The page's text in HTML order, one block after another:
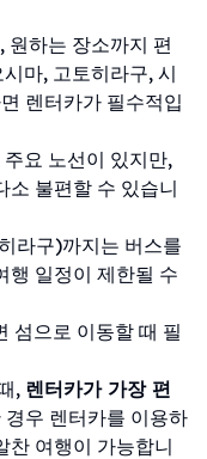
원하는 장소까지 편
마, 고토히라구, 시
렌터카가 필수적입
요 노선이 있지만,
소 불편할 수 있습니
라구)까지는 버스를
행 일정이 제한될 수
섬으로 이동할 때 필
, 렌터카가 가장 편
우 렌터카를 이용하
찬 여행이 가능합니